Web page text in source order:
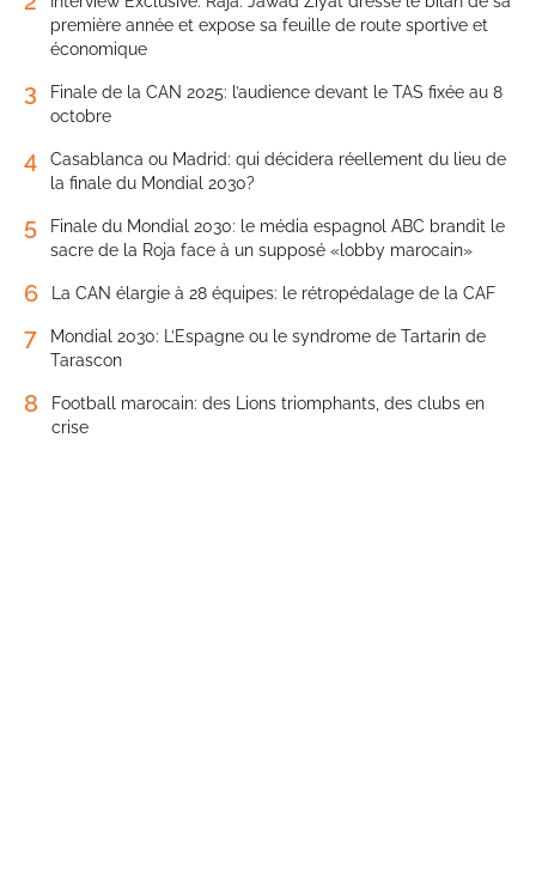
première année et expose sa feuille de route sportive et
économique
3
Finale de la CAN 2025: l’audience devant le TAS fixée au 8
octobre
4
Casablanca ou Madrid: qui décidera réellement du lieu de
la finale du Mondial 2030?
5
Finale du Mondial 2030: le média espagnol ABC brandit le
sacre de la Roja face à un supposé «lobby marocain»
6 La CAN élargie à 28 équipes: le rétropédalage de la CAF
7
Mondial 2030: L’Espagne ou le syndrome de Tartarin de
Tarascon
8
Football marocain: des Lions triomphants, des clubs en
crise